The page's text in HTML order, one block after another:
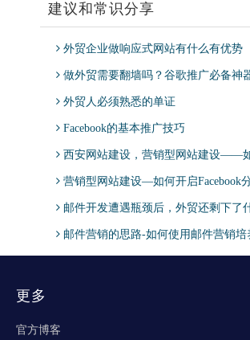
建议和常识分享
外贸企业做响应式网站有什么有优势
做外贸需要翻墙吗？谷歌推广必备神器-EasyTogo，适用于Google Ads，
外贸人必须熟悉的单证
Facebook的基本推广技巧
西安网站建设，营销型网站建设——如何开启
营销型网站建设—如何开启Facebook
邮件开发遭遇瓶颈后，外贸还剩下了
邮件营销的思路-如何使用邮件营销培
更多
官方博客